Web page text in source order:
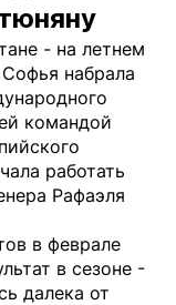
- на летнем
набрала
командой
работать
Рафаэля
в феврале
в сезоне -
далека от